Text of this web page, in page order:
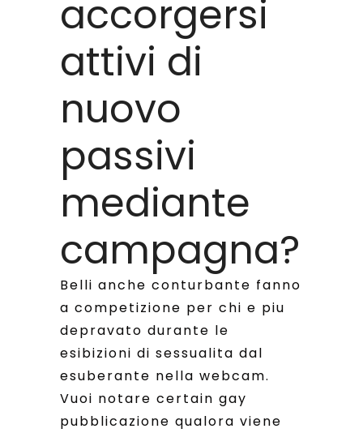
accorgersi
attivi di
nuovo
passivi
mediante
campagna?
Belli anche conturbante fanno
a competizione per chi e piu
depravato durante le
esibizioni di sessualita dal
esuberante nella webcam.
Vuoi notare certain gay
pubblicazione qualora viene